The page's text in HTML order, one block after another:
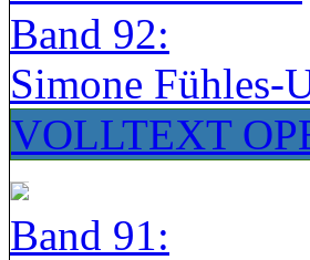
Band 92:
Simone Fühles-
VOLLTEXT
Band 91: